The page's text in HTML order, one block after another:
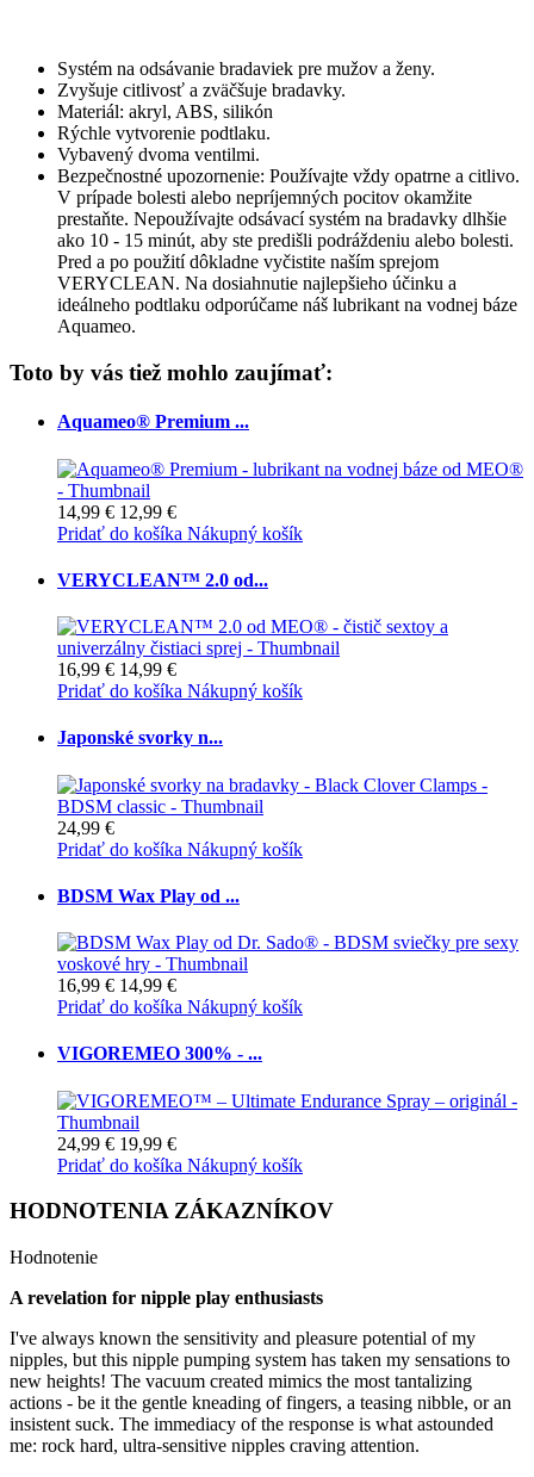
Systém na odsávanie bradaviek pre mužov a ženy.
Zvyšuje citlivosť a zväčšuje bradavky.
Materiál: akryl, ABS, silikón
Rýchle vytvorenie podtlaku.
Vybavený dvoma ventilmi.
Bezpečnostné upozornenie: Používajte vždy opatrne a citlivo.
V prípade bolesti alebo nepríjemných pocitov okamžite
prestaňte. Nepoužívajte odsávací systém na bradavky dlhšie
ako 10 - 15 minút, aby ste predišli podráždeniu alebo bolesti.
Pred a po použití dôkladne vyčistite naším sprejom
VERYCLEAN. Na dosiahnutie najlepšieho účinku a
ideálneho podtlaku odporúčame náš lubrikant na vodnej báze
Aquameo.
Toto by vás tiež mohlo zaujímať:
Aquameo® Premium ...
14,99 € 12,99 €
Pridať do košíka Nákupný košík
VERYCLEAN™ 2.0 od...
16,99 € 14,99 €
Pridať do košíka Nákupný košík
Japonské svorky n...
24,99 €
Pridať do košíka Nákupný košík
BDSM Wax Play od ...
16,99 € 14,99 €
Pridať do košíka Nákupný košík
VIGOREMEO 300% - ...
24,99 € 19,99 €
Pridať do košíka Nákupný košík
HODNOTENIA ZÁKAZNÍKOV
Hodnotenie
A revelation for nipple play enthusiasts
I've always known the sensitivity and pleasure potential of my
nipples, but this nipple pumping system has taken my sensations to
new heights! The vacuum created mimics the most tantalizing
actions - be it the gentle kneading of fingers, a teasing nibble, or an
insistent suck. The immediacy of the response is what astounded
me: rock hard, ultra-sensitive nipples craving attention.